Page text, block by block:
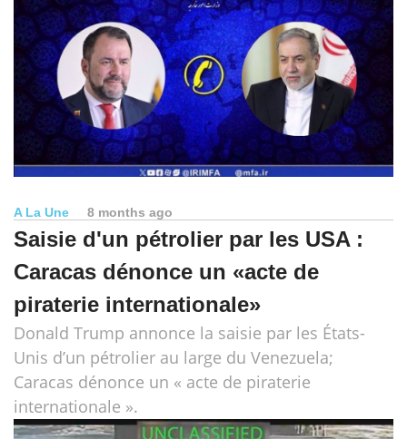
A La Une 8 months ago
Saisie d'un pétrolier par les USA :
Caracas dénonce un «acte de
piraterie internationale»
Donald Trump annonce la saisie par les États-
Unis d’un pétrolier au large du Venezuela;
Caracas dénonce un « acte de piraterie
internationale ».